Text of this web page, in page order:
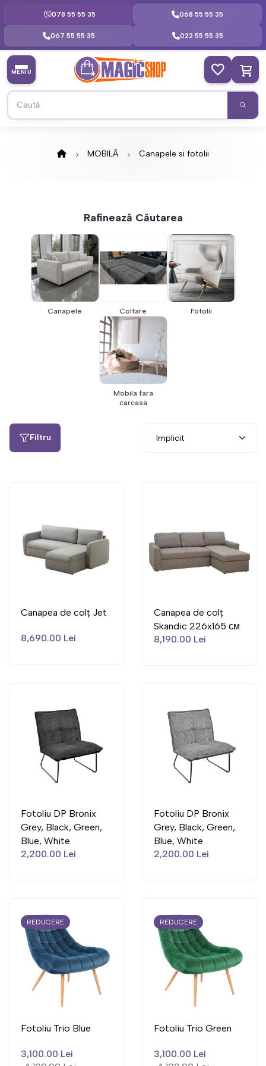
078 55 55 35 068 55 55 35
067 55 55 35 022 55 55 35
MENIU
MOBILĂ Canapele si fotolii
Rafinează Căutarea
Canapele Coltare Fotolii
Mobila fara
carcasa
Filtru
Canapea de colț Jet
8,690.00 Lei
Canapea de colț
Skandic 226x165 см
8,190.00 Lei
Fotoliu DP Bronix
Grey, Black, Green,
Blue, White
2,200.00 Lei
Fotoliu DP Bronix
Grey, Black, Green,
Blue, White
2,200.00 Lei
REDUCERE
Fotoliu Trio Blue
3,100.00 Lei
REDUCERE
Fotoliu Trio Green
3,100.00 Lei